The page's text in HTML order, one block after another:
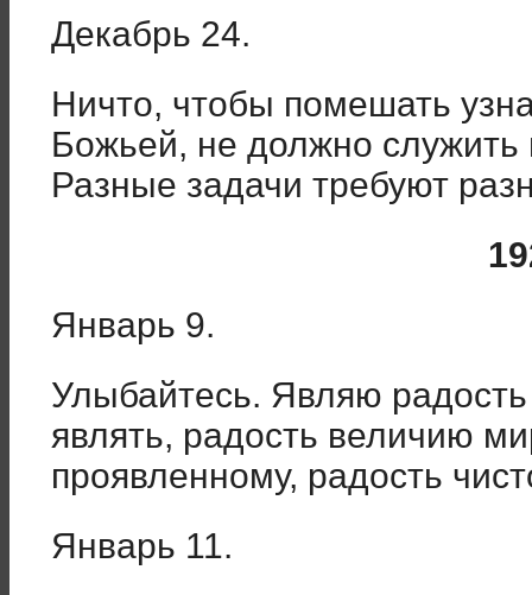
Декабрь 24.
Ничто, чтобы помешать
Божьей, не должно служить
Разные задачи требуют
Январь 9.
Улыбайтесь. Являю
являть, радость величию
проявленному, радость
Январь 11.